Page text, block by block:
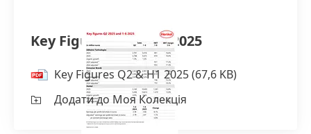
Key Figures Q2 & H1 2025
Key Figures Q2 & H1 2025(67,6 KB)
Додати до Моя Колекція